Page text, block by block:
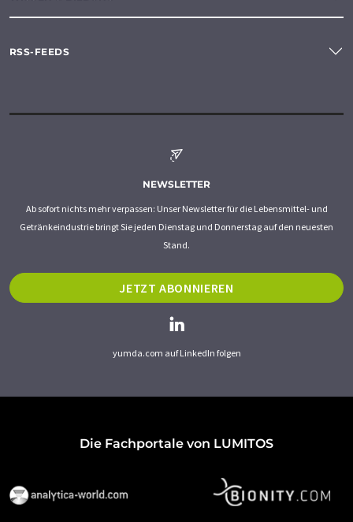
RSS-FEEDS
NEWSLETTER
Ab sofort nichts mehr verpassen: Unser Newsletter für die Lebensmittel- und
Getränkeindustrie bringt Sie jeden Dienstag und Donnerstag auf den neuesten
Stand.
JETZT ABONNIEREN
yumda.com auf LinkedIn folgen
Die Fachportale von LUMITOS